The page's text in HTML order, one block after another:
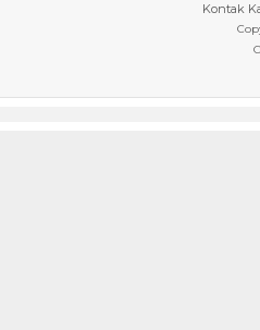
Kontak